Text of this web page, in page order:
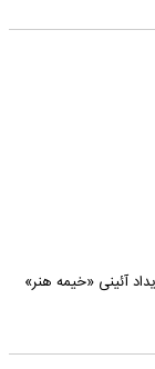
آئینی «خیمه هنر»